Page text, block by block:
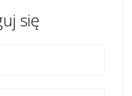
się